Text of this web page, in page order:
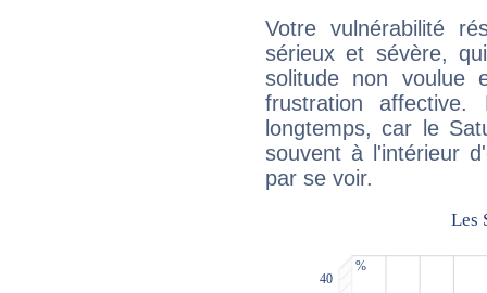
Votre vulnérabilité
sérieux et sévère,
solitude non voulue
frustration
longtemps, car le
souvent à l'intérieur
par se voir.